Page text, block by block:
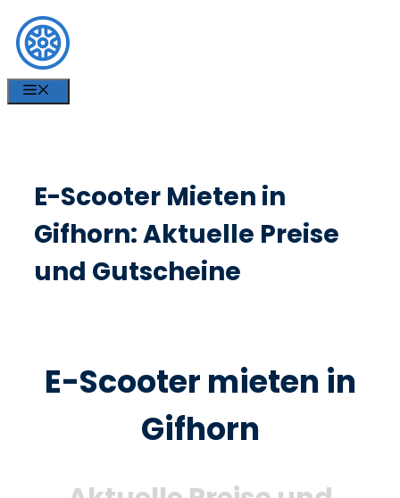
Zum
Inhalt
springen
E-Scooter Mieten in
Gifhorn: Aktuelle Preise
und Gutscheine
E-Scooter mieten in
Gifhorn